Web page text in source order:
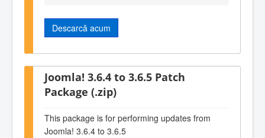
Descarcă acum
Joomla! 3.6.4 to 3.6.5 Patch
Package (.zip)
This package is for performing updates from
Joomla! 3.6.4 to 3.6.5